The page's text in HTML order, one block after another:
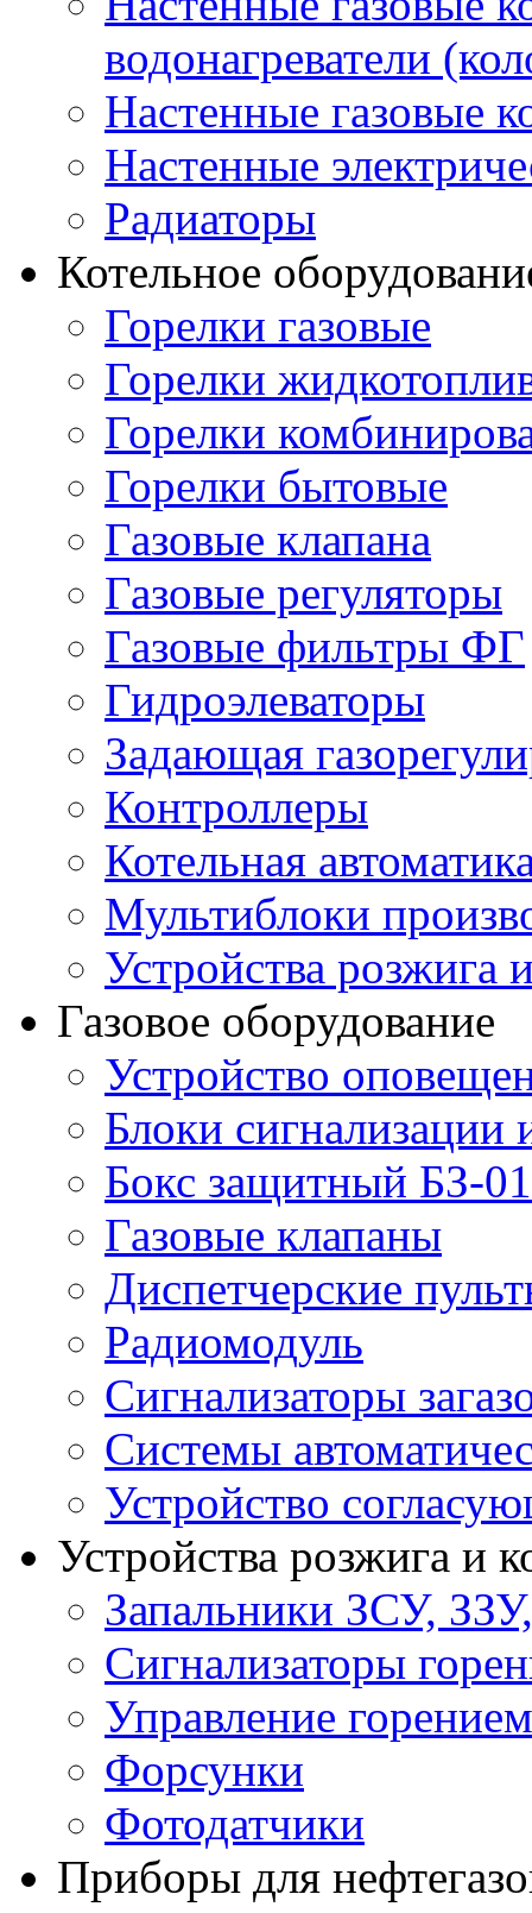
водонагреватели
Настенные газовые
Настенные
Радиаторы
Котельное
Горелки газовые
Горелки
Горелки
Горелки бытовые
Газовые клапана
Газовые регуляторы
Газовые фильтры ФГ
Гидроэлеваторы
Задающая
Контроллеры
Котельная
Мультиблоки
Устройства розжига
Газовое оборудование
Устройство
Блоки сигнализации
Бокс защитный БЗ-01
Газовые клапаны
Диспетчерские
Радиомодуль
Сигнализаторы
Системы
Устройство
Устройства розжига и
Запальники ЗСУ,
Сигнализаторы
Управление горением
Форсунки
Фотодатчики
Приборы для